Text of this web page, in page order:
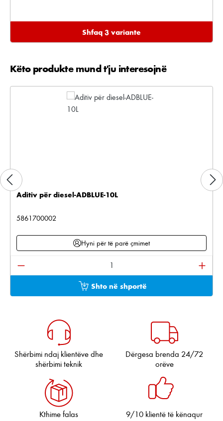
Shfaq 3 variante
Kalo galerinë e produktit
Këto produkte mund t'ju interesojnë
Aditiv për diesel-ADBLUE-10L
5861700002
Hyni për të parë çmimet
Sasia e produktit: Shkruani sasinë e dëshiruar
Shto në shportë
Shërbimi ndaj klientëve dhe
shërbimi teknik
Dërgesa brenda 24/72
orëve
Kthime falas 9/10 klientë të kënaqur